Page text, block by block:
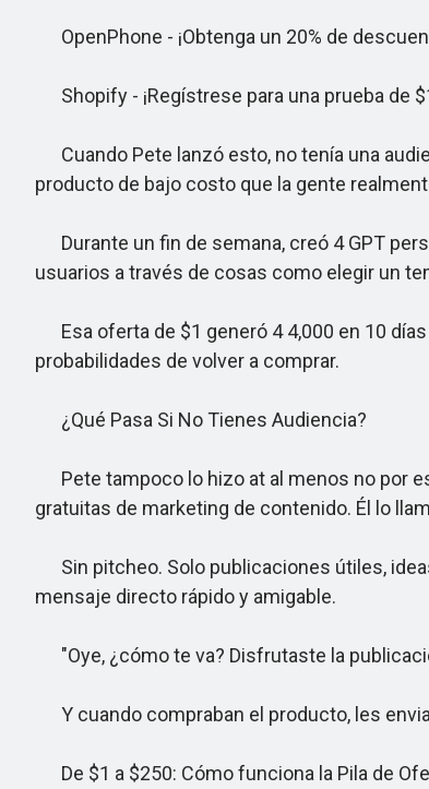
OpenPhone - ¡Obtenga un 20% de
Shopify - ¡Regístrese para una prueba de
Cuando Pete lanzó esto, no tenía una
producto de bajo costo que la gente
Durante un fin de semana, creó 4 GPT
usuarios a través de cosas como elegir un
Esa oferta de $1 generó 4 4,000 en 10
probabilidades de volver a comprar.
¿Qué Pasa Si No Tienes Audiencia?
Pete tampoco lo hizo at al menos no por
gratuitas de marketing de contenido. Él lo
Sin pitcheo. Solo publicaciones útiles,
mensaje directo rápido y amigable.
"Oye, ¿cómo te va? Disfrutaste la
Y cuando compraban el producto, les
De $1 a $250: Cómo funciona la Pila de